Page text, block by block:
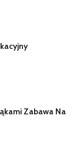
Zabawa Na